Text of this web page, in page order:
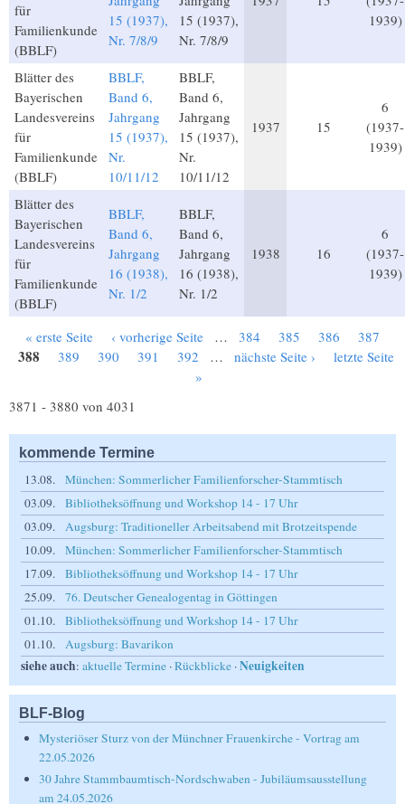
für
Familienkunde
(BBLF)
15 (1937),
Nr. 7/8/9
15 (1937),
Nr. 7/8/9
1939)
Blätter des
Bayerischen
Landesvereins
für
Familienkunde
(BBLF)
BBLF,
Band 6,
Jahrgang
15 (1937),
Nr.
10/11/12
BBLF,
Band 6,
Jahrgang
15 (1937),
Nr.
10/11/12
1937 15
6
(1937-
1939)
Blätter des
Bayerischen
Landesvereins
für
Familienkunde
(BBLF)
BBLF,
Band 6,
Jahrgang
16 (1938),
Nr. 1/2
BBLF,
Band 6,
Jahrgang
16 (1938),
Nr. 1/2
1938 16
6
(1937-
1939)
Seiten
« erste Seite ‹ vorherige Seite … 384 385 386 387
388 389 390 391 392 … nächste Seite ›
letzte Seite
»
3871 - 3880 von 4031
kommende Termine
13.08.
München: Sommerlicher Familienforscher-Stammtisch
03.09.
Bibliotheksöffnung und Workshop 14 - 17 Uhr
03.09.
Augsburg: Traditioneller Arbeitsabend mit Brotzeitspende
10.09.
München: Sommerlicher Familienforscher-Stammtisch
17.09.
Bibliotheksöffnung und Workshop 14 - 17 Uhr
25.09.
76. Deutscher Genealogentag in Göttingen
01.10.
Bibliotheksöffnung und Workshop 14 - 17 Uhr
01.10.
Augsburg: Bavarikon
siehe auch: aktuelle Termine ·Rückblicke ·Neuigkeiten
BLF-Blog
Mysteriöser Sturz von der Münchner Frauenkirche - Vortrag am
22.05.2026
30 Jahre Stammbaumtisch-Nordschwaben - Jubiläumsausstellung
am 24.05.2026